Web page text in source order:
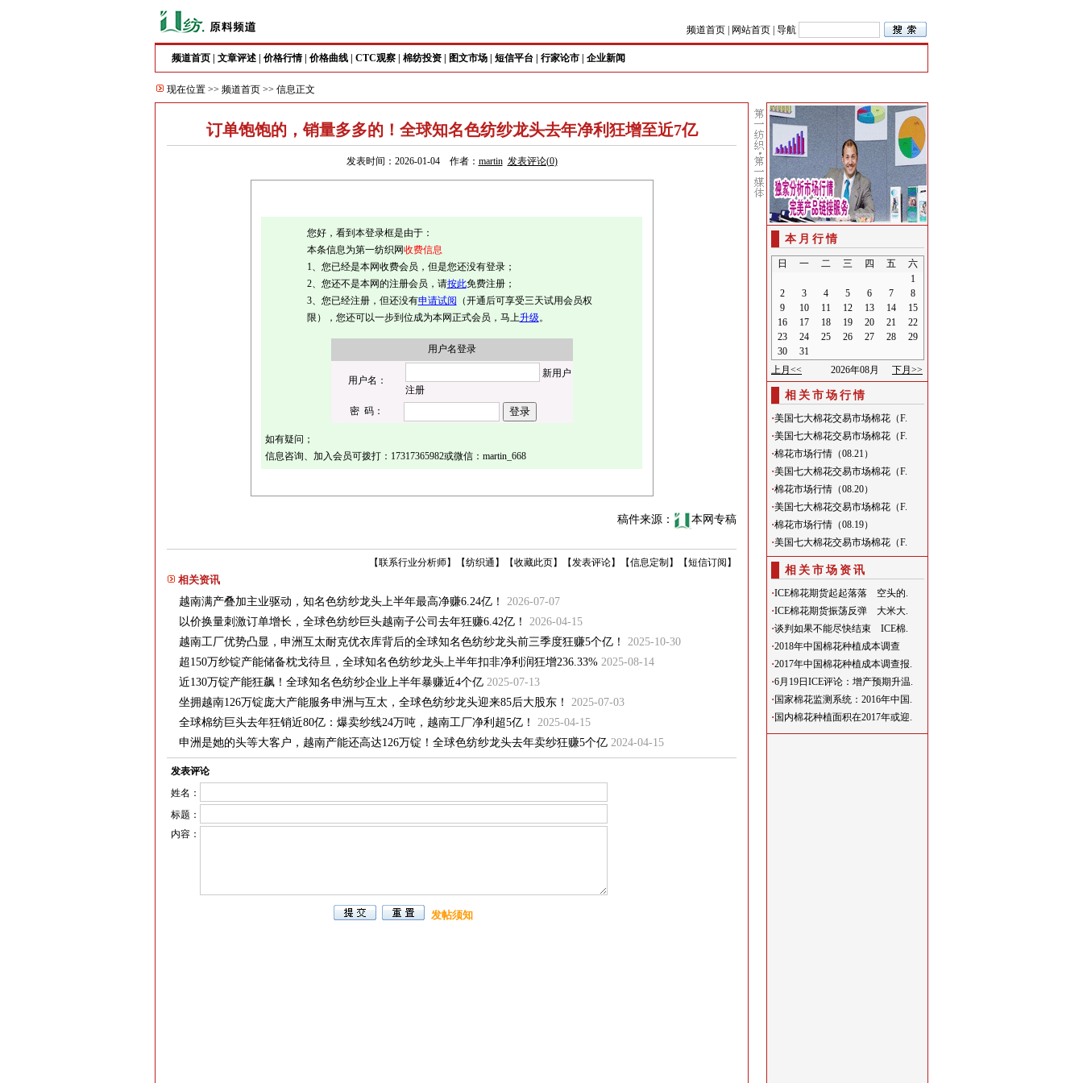
频道首页 网站首页 导航
频道首页 文章评述 价格行情| 价格曲线 CTC观察 棉纺投资 图文市场 短信平台 行家论市 企业新闻
现在位置 >> 频道首页 >> 信息正文
订单饱饱的，销量多多的！全球知名色纺纱龙头去年净利狂增至近7亿
发表时间：2026-01-04 作者： martin 发表评论(0)
您好，看到本登录框是由于：
本条信息为第一纺织网收费信息
1、您已经是本网收费会员，但是您还没有登录；
2、您还不是本网的注册会员，请按此免费注册；
3、您已经注册，但还没有申请试阅 （开通后可享受三天试用会员权
限），您还可以一步到位成为本网正式会员，马上升级。
用户名登录
用户名：
新用户
注册
密 码：
如有疑问；
信息咨询、加入会员可拨打：17317365982或微信：martin_668
稿件来源： 本网专稿
【短信订阅】
【信息定制】
【发表评论】
【收藏此页】
【纺织通】
【联系行业分析师】
相关资讯
越南满产叠加主业驱动，知名色纺纱龙头上半年最高净赚6.24亿！
2026-07-07
以价换量刺激订单增长，全球色纺纱巨头越南子公司去年狂赚6.42亿！
2026-04-15
越南工厂优势凸显，申洲互太耐克优衣库背后的全球知名色纺纱龙头前三季度狂赚5个亿！
2025-10-30
超150万纱锭产能储备枕戈待旦，全球知名色纺纱龙头上半年扣非净利润狂增236.33% 2025-08-14
近130万锭产能狂飙！全球知名色纺纱企业上半年暴赚近4个亿 2025-07-13
坐拥越南126万锭庞大产能服务申洲与互太，全球色纺纱龙头迎来85后大股东！
2025-07-03
全球棉纺巨头去年狂销近80亿：爆卖纱线24万吨，越南工厂净利超5亿！
2025-04-15
申洲是她的头等大客户，越南产能还高达126万锭！全球色纺纱龙头去年卖纱狂赚5个亿 2024-04-15
发表评论
姓名：
标题：
内容：
发帖须知
本月行情
相关市场行情
·美国七大棉花交易市场棉花（F.
·美国七大棉花交易市场棉花（F.
·棉花市场行情（08.21）
·美国七大棉花交易市场棉花（F.
·棉花市场行情（08.20）
·美国七大棉花交易市场棉花（F.
·棉花市场行情（08.19）
·美国七大棉花交易市场棉花（F.
相关市场资讯
·ICE棉花期货起起落落 空头的.
·ICE棉花期货振荡反弹 大米大.
·谈判如果不能尽快结束 ICE棉.
·2018年中国棉花种植成本调查
·2017年中国棉花种植成本调查报.
·6月19日ICE评论：增产预期升温.
· 国家棉花监测系统：2016年中国.
· 国内棉花种植面积在2017年或迎.